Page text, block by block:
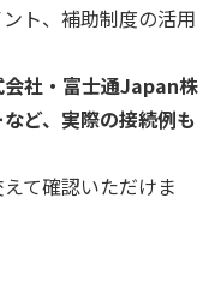
ト、補助制度の活用
社・富士通Japan株
ど、実際の接続例も
て確認いただけま